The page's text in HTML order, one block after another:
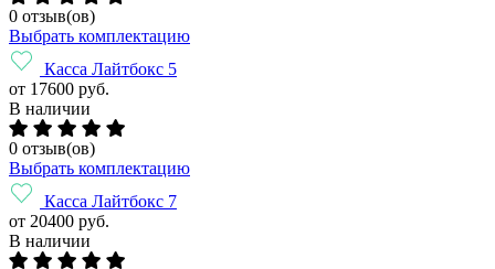
0 отзыв(ов)
Выбрать комплектацию
Касса Лайтбокс 5
от 17600 руб.
В наличии
0 отзыв(ов)
Выбрать комплектацию
Касса Лайтбокс 7
от 20400 руб.
В наличии